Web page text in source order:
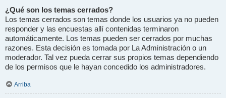
¿Qué son los temas cerrados?
Los temas cerrados son temas donde los usuarios ya no pueden
responder y las encuestas allí contenidas terminaron
automáticamente. Los temas pueden ser cerrados por muchas
razones. Esta decisión es tomada por La Administración o un
moderador. Tal vez pueda cerrar sus propios temas dependiendo
de los permisos que le hayan concedido los administradores.
Arriba